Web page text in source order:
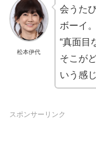
松本伊代
会うた
ボーイ。
“真面目
そこが
いう感
スポンサーリンク